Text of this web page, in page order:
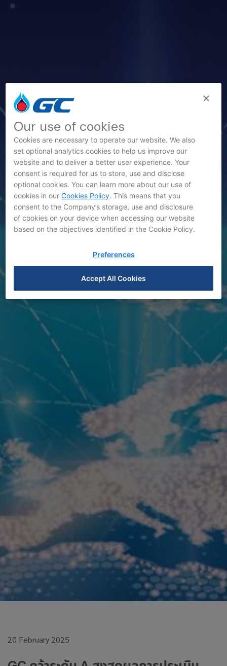
News
20 February 2025
Our use of cookies
Cookies are necessary to operate our website. We also
set optional analytics cookies to help us improve our
website and to deliver a better user experience. Your
consent is required for us to store, use and disclose
optional cookies. You can learn more about our use of
cookies in ourCookies Policy. This means that you
consent to the Company’s storage, use and disclosure
of cookies on your device when accessing our website
based on the objectives identified in the Cookie Policy.
Preferences
Accept All Cookies